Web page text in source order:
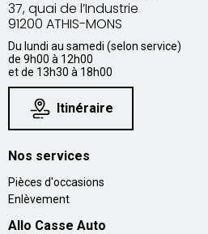
37, quai de l’Industrie
91200 ATHIS-MONS
Du lundi au samedi (selon service)
de 9h00 à 12h00
et de 13h30 à 18h00
Itinéraire
Nos services
Pièces d'occasions
Enlèvement
Allo Casse Auto